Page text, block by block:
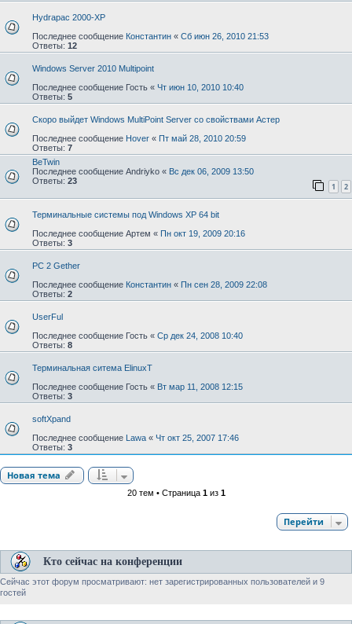
Hydrapac 2000-XP
Последнее сообщение Константин « Сб июн 26, 2010 21:53
Ответы: 12
Windows Server 2010 Multipoint
Последнее сообщение Гость « Чт июн 10, 2010 10:40
Ответы: 5
Скоро выйдет Windows MultiPoint Server со свойствами Астер
Последнее сообщение Hover « Пт май 28, 2010 20:59
Ответы: 7
BeTwin
Последнее сообщение Andriyko « Вс дек 06, 2009 13:50
Ответы: 23
1 2
Терминальные системы под Windows XP 64 bit
Последнее сообщение Артем « Пн окт 19, 2009 20:16
Ответы: 3
PC 2 Gether
Последнее сообщение Константин « Пн сен 28, 2009 22:08
Ответы: 2
UserFul
Последнее сообщение Гость « Ср дек 24, 2008 10:40
Ответы: 8
Терминальная ситема ElinuxT
Последнее сообщение Гость « Вт мар 11, 2008 12:15
Ответы: 3
softXpand
Последнее сообщение Lawa « Чт окт 25, 2007 17:46
Ответы: 3
Новая тема
20 тем • Страница 1из 1
Перейти
Кто сейчас на конференции
Сейчас этот форум просматривают: нет зарегистрированных пользователей и 9
гостей